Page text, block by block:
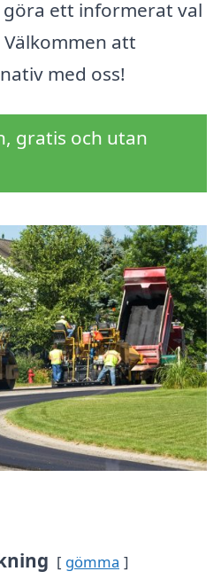
ett informerat val
att
med oss!
gratis och utan
gömma